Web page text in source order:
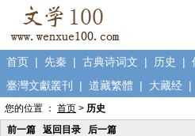
首页 | 先秦 | 古典诗词文 | 历史 |
臺灣文獻叢刊
| 道藏繁體 | 大藏经 |
您的位置 ： 首页 > 历史
前一篇
返回目录 后一篇